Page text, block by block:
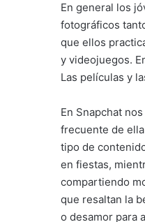
En general los
fotográficos
que ellos
y videojuegos.
Las películas y
En Snapchat
frecuente de
tipo de
en fiestas,
compartiendo
que resaltan la
o desamor para